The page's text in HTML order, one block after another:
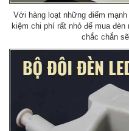
Với hàng loạt những điểm
kiệm chi phí rất nhỏ để mua đèn
chắc chắn